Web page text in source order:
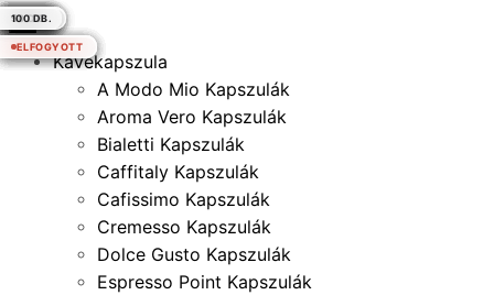
×
Kávékapszula
A Modo Mio Kapszulák
Aroma Vero Kapszulák
Bialetti Kapszulák
Caffitaly Kapszulák
Cafissimo Kapszulák
Cremesso Kapszulák
Dolce Gusto Kapszulák
Espresso Point Kapszulák
80 DB
10 DB.
10 DB.
ELFOGYOTT
10 DB.
10 DB.
10 DB.
10 DB.
10 DB.
10 DB.
ELFOGYOTT
10 DB.
10 DB.
10 DB.
ELFOGYOTT
10 DB.
ELFOGYOTT
10 DB.
10 DB.
ELFOGYOTT
10 DB.
ELFOGYOTT
100 DB.
100 DB.
100 DB.
100 DB.
50 DB.
ELFOGYOTT
50 DB.
50 DB.
ELFOGYOTT
50 DB.
ELFOGYOTT
50 DB.
50 DB.
50 DB.
50 DB.
ELFOGYOTT
100 DB.